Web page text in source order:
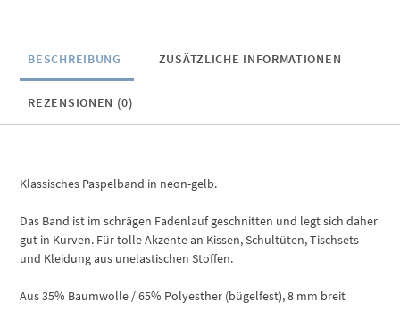
BESCHREIBUNG ZUSÄTZLICHE INFORMATIONEN
REZENSIONEN (0)
Klassisches Paspelband in neon-gelb.
Das Band ist im schrägen Fadenlauf geschnitten und legt sich daher
gut in Kurven. Für tolle Akzente an Kissen, Schultüten, Tischsets
und Kleidung aus unelastischen Stoffen.
Aus 35% Baumwolle / 65% Polyesther (bügelfest), 8 mm breit